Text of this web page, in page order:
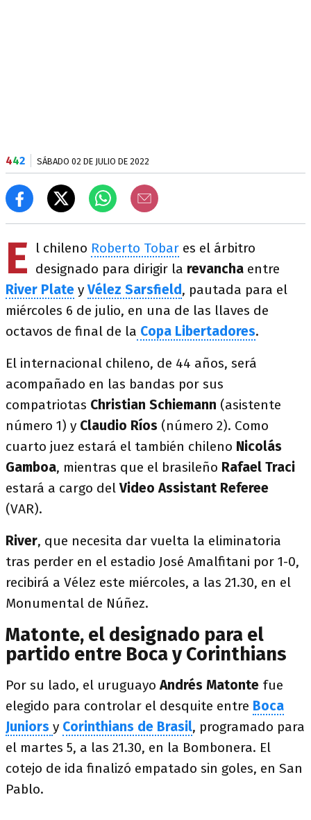
442 SÁBADO 02 DE JULIO DE 2022
E l chileno Roberto Tobar es el árbitro
designado para dirigir la revancha entre
River Plate yVélez Sarsfield, pautada para el
miércoles 6 de julio, en una de las llaves de
octavos de final de la Copa Libertadores.
El internacional chileno, de 44 años, será
acompañado en las bandas por sus
compatriotas Christian Schiemann (asistente
número 1) y Claudio Ríos (número 2). Como
cuarto juez estará el también chileno Nicolás
Gamboa, mientras que el brasileño Rafael Traci
estará a cargo delVideo Assistant Referee
(VAR).
River, que necesita dar vuelta la eliminatoria
tras perder en el estadio José Amalfitani por 1-0,
recibirá a Vélez este miércoles, a las 21.30, en el
Monumental de Núñez.
Matonte, el designado para el
partido entre Boca y Corinthians
Por su lado, el uruguayoAndrés Matonte fue
elegido para controlar el desquite entre Boca
Juniors y Corinthians de Brasil, programado para
el martes 5, a las 21.30, en la Bombonera. El
cotejo de ida finalizó empatado sin goles, en San
Pablo.